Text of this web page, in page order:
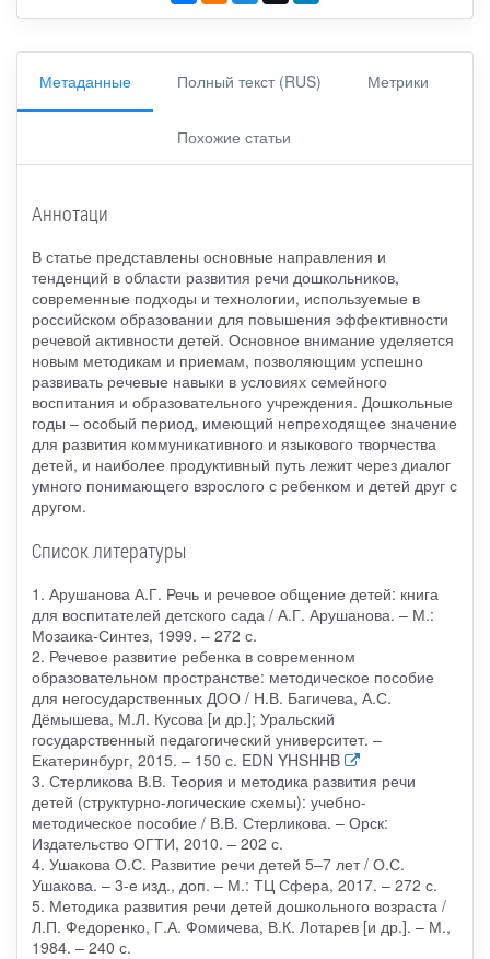
Метаданные Полный текст (RUS) Метрики
Похожие статьи
Аннотаци
В статье представлены основные направления и
тенденций в области развития речи дошкольников,
современные подходы и технологии, используемые в
российском образовании для повышения эффективности
речевой активности детей. Основное внимание уделяется
новым методикам и приемам, позволяющим успешно
развивать речевые навыки в условиях семейного
воспитания и образовательного учреждения. Дошкольные
годы – особый период, имеющий непреходящее значение
для развития коммуникативного и языкового творчества
детей, и наиболее продуктивный путь лежит через диалог
умного понимающего взрослого с ребенком и детей друг с
другом.
Список литературы
1. Арушанова А.Г. Речь и речевое общение детей: книга
для воспитателей детского сада / А.Г. Арушанова. – М.:
Мозаика-Синтез, 1999. – 272 с.
2. Речевое развитие ребенка в современном
образовательном пространстве: методическое пособие
для негосударственных ДОО / Н.В. Багичева, А.С.
Дёмышева, М.Л. Кусова [и др.]; Уральский
государственный педагогический университет. –
Екатеринбург, 2015. – 150 с. EDN YHSHHB
3. Стерликова В.В. Теория и методика развития речи
детей (структурно-логические схемы): учебно-
методическое пособие / В.В. Стерликова. – Орск:
Издательство ОГТИ, 2010. – 202 с.
4. Ушакова О.С. Развитие речи детей 5–7 лет / О.С.
Ушакова. – 3-е изд., доп. – М.: ТЦ Сфера, 2017. – 272 с.
5. Методика развития речи детей дошкольного возраста /
Л.П. Федоренко, Г.А. Фомичева, В.К. Лотарев [и др.]. – М.,
1984. – 240 с.